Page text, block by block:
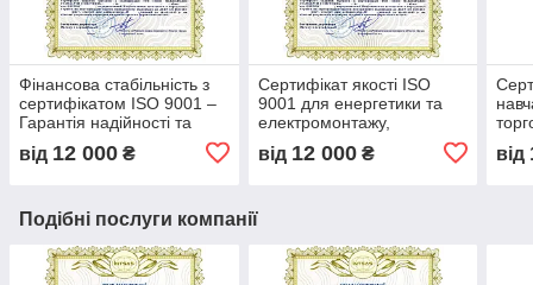
Фінансова стабільність з
сертифікатом ISO 9001 –
Гарантія надійності та
прозорості бізнесу, довіра
партнерів та інвесторів
від 12 000 ₴
Сертифікат якості ISO
9001 для енергетики та
електромонтажу,
контроль якості,
від 12 000₴
ISO
від
Подібні послуги компанії